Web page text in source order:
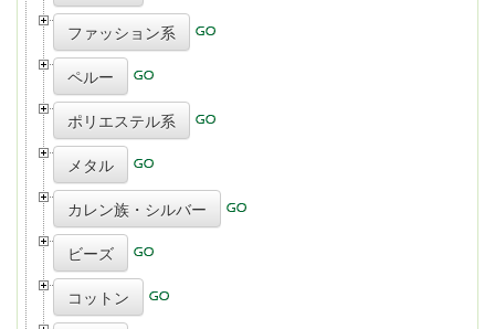
ファッション系
ペルー
ポリエステル系
メタル
カレン族・シルバー
ビーズ
コットン